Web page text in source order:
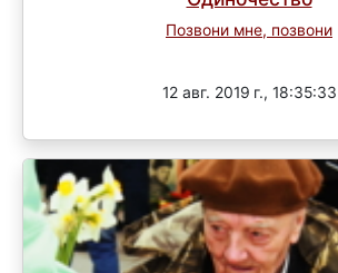
Позвони мне, позвони
12 авг. 2019 г., 18:35:33